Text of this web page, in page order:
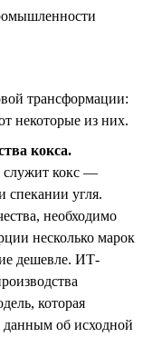
трансформации:
некоторые из них.
кокса.
служит кокс —
спекании угля.
необходимо
несколько марок
дешевле. ИТ-
которая
данным об исходной